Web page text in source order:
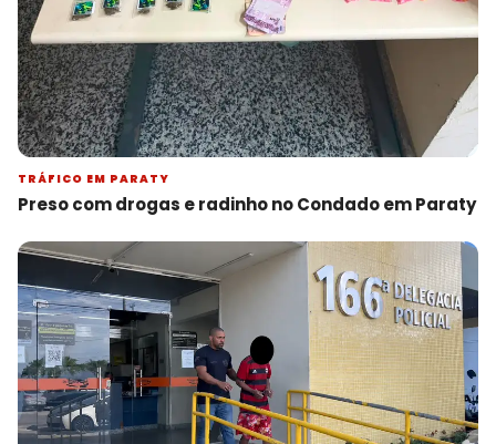
TRÁFICO EM PARATY
Preso com drogas e radinho no Condado em Paraty